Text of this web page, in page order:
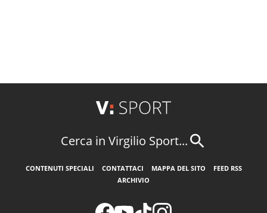
Cerca in Virgilio Sport...
CONTENUTI SPECIALI CONTATTACI MAPPA DEL SITO
FEED RSS
ARCHIVIO